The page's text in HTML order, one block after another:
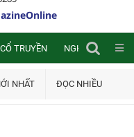
TRUYỀN NGHIÊN CỨU
NHẤT ĐỌC NHIỀU